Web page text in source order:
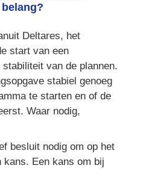
Deltares, het
start van een
van de plannen.
stabiel genoeg
te starten en of de
Waar nodig,
besluit nodig om op het
kans. Een kans om bij